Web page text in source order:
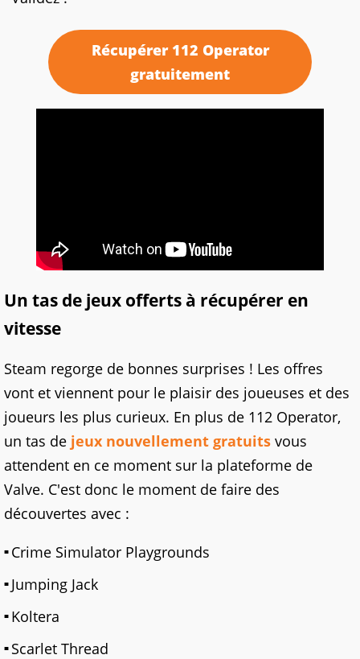
Récupérer 112 Operator
gratuitement
Un tas de jeux offerts à récupérer en
vitesse
Steam regorge de bonnes surprises ! Les offres
vont et viennent pour le plaisir des joueuses et des
joueurs les plus curieux. En plus de 112 Operator,
un tas de jeux nouvellement gratuits vous
attendent en ce moment sur la plateforme de
Valve. C'est donc le moment de faire des
découvertes avec :
Crime Simulator Playgrounds
Jumping Jack
Koltera
Scarlet Thread